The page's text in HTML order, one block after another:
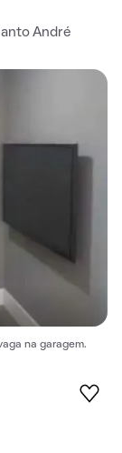
André
na garagem.